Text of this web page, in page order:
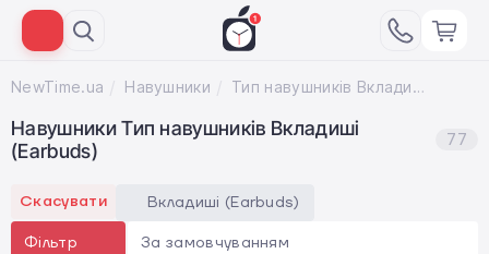
NewTime.ua Навушники Тип навушників Вкладиші (Earbuds)
Навушники Тип навушників Вкладиші
(Earbuds)
77
Скасувати Вкладиші (Earbuds)
Фільтр За замовчуванням